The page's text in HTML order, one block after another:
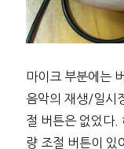
마이크 부분에는
음악의 재생/일시
절 버튼은 없었다.
량 조절 버튼이 있